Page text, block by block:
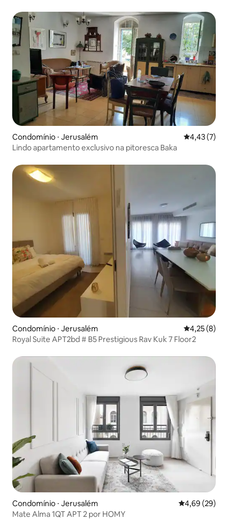
Condomínio ⋅ Jerusalém 4,43 de
4,43 (7)
Lindo apartamento exclusivo na pitoresca Baka
Condomínio ⋅ Jerusalém 4,25 de
4,25 (8)
Royal Suite APT2bd # B5 Prestigious Rav Kuk 7 Floor2
Condomínio ⋅ Jerusalém 4,69 de uma
4,69 (29)
Mate Alma 1QT APT 2 por HOMY